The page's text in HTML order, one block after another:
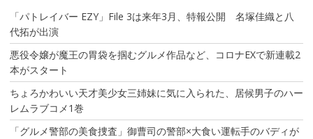
「パトレイバー EZY」File 3は来年3月、特報公開 名塚佳織と八
代拓が出演
悪役令嬢が魔王の胃袋を掴むグルメ作品など、コロナEXで新連載2
本がスタート
ちょろかわいい天才美少女三姉妹に気に入られた、居候男子のハー
レムラブコメ1巻
「グルメ警部の美食捜査」御曹司の警部×大食い運転手のバディが